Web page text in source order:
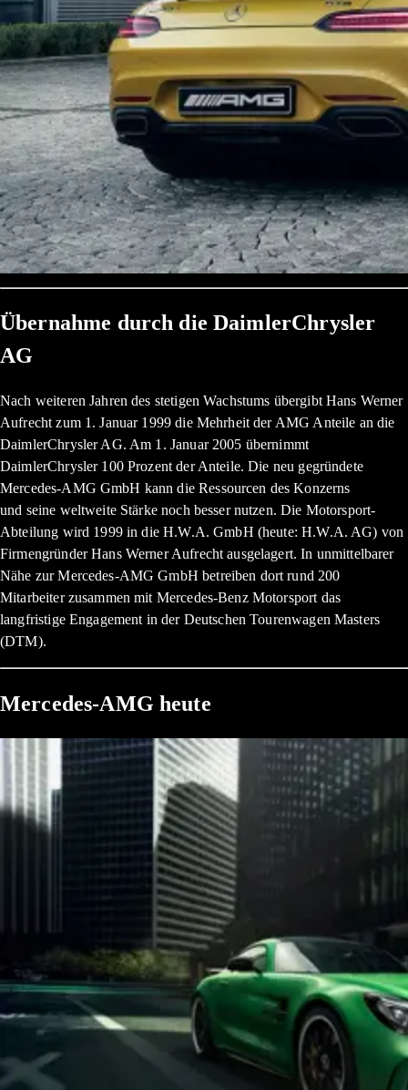
Übernahme durch die DaimlerChrysler
AG
Nach weiteren Jahren des stetigen Wachstums übergibt Hans Werner
Aufrecht zum 1. Januar 1999 die Mehrheit der AMG Anteile an die
DaimlerChrysler AG. Am 1. Januar 2005 übernimmt
DaimlerChrysler 100 Prozent der Anteile. Die neu gegründete
Mercedes-AMG GmbH kann die Ressourcen des Konzerns
und seine weltweite Stärke noch besser nutzen. Die Motorsport-
Abteilung wird 1999 in die H.W.A. GmbH (heute: H.W.A. AG) von
Firmengründer Hans Werner Aufrecht ausgelagert. In unmittelbarer
Nähe zur Mercedes-AMG GmbH betreiben dort rund 200
Mitarbeiter zusammen mit Mercedes-Benz Motorsport das
langfristige Engagement in der Deutschen Tourenwagen Masters
(DTM).
Mercedes-AMG heute